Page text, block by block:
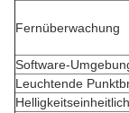
Fernüberwachung
Software-
Leuchtende